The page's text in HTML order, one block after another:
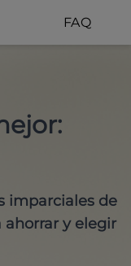
FAQ
imparciales de
ahorrar y elegir